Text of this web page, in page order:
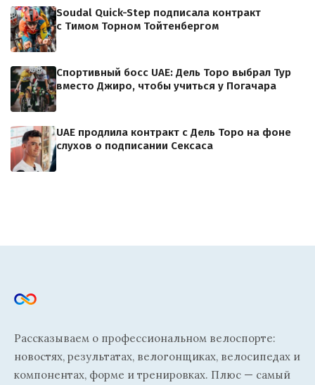
Soudal Quick-Step подписала контракт
с Тимом Торном Тойтенбергом
Спортивный босс UAE: Дель Торо выбрал Тур
вместо Джиро, чтобы учиться у Погачара
UAE продлила контракт с Дель Торо на фоне
слухов о подписании Сексаса
Рассказываем о профессиональном велоспорте:
новостях, результатах, велогонщиках, велосипедах и
компонентах, форме и тренировках. Плюс — самый